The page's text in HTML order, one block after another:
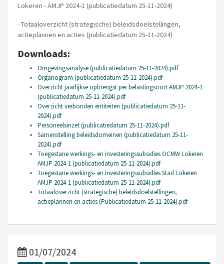
Lokeren - AMJP 2024-1 (publicatiedatum 25-11-2024)
- Totaaloverzicht (strategische) beleidsdoelstellingen,
actieplannen en acties (publicatiedatum 25-11-2024)
Downloads:
Omgevingsanalyse (publicatiedatum 25-11-2024).pdf
Organogram (publicatiedatum 25-11-2024).pdf
Overzicht jaarlijkse opbrengst per belastingsoort AMJP 2024-1
(publicatiedatum 25-11-2024).pdf
Overzicht verbonden entiteiten (publicatiedatum 25-11-
2024).pdf
Personeelsinzet (publicatiedatum 25-11-2024).pdf
Samenstelling beleidsdomeinen (publicatiedatum 25-11-
2024).pdf
Toegestane werkings- en investeringssubsidies OCMW Lokeren
AMJP 2024-1 (publicatiedatum 25-11-2024).pdf
Toegestane werkings- en investeringssubsidies Stad Lokeren
AMJP 2024-1 (publicatiedatum 25-11-2024).pdf
Totaaloverzicht (strategische) beleidsdoelstellingen,
actieplannen en acties (Publicatiedatum 25-11-2024).pdf
01/07/2024